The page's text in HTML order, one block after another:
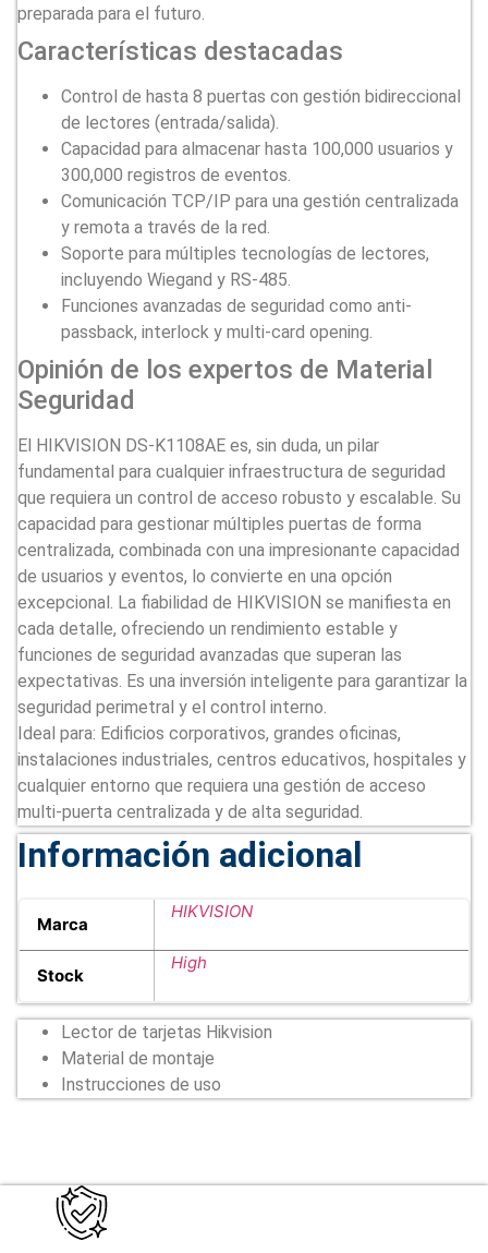
preparada para el futuro.
Características destacadas
Control de hasta 8 puertas con gestión bidireccional
de lectores (entrada/salida).
Capacidad para almacenar hasta 100,000 usuarios y
300,000 registros de eventos.
Comunicación TCP/IP para una gestión centralizada
y remota a través de la red.
Soporte para múltiples tecnologías de lectores,
incluyendo Wiegand y RS-485.
Funciones avanzadas de seguridad como anti-
passback, interlock y multi-card opening.
Opinión de los expertos de Material
Seguridad
El HIKVISION DS-K1108AE es, sin duda, un pilar
fundamental para cualquier infraestructura de seguridad
que requiera un control de acceso robusto y escalable. Su
capacidad para gestionar múltiples puertas de forma
centralizada, combinada con una impresionante capacidad
de usuarios y eventos, lo convierte en una opción
excepcional. La fiabilidad de HIKVISION se manifiesta en
cada detalle, ofreciendo un rendimiento estable y
funciones de seguridad avanzadas que superan las
expectativas. Es una inversión inteligente para garantizar la
seguridad perimetral y el control interno.
Ideal para: Edificios corporativos, grandes oficinas,
instalaciones industriales, centros educativos, hospitales y
cualquier entorno que requiera una gestión de acceso
multi-puerta centralizada y de alta seguridad.
Información adicional
Marca
HIKVISION
Stock
High
Lector de tarjetas Hikvision
Material de montaje
Instrucciones de uso